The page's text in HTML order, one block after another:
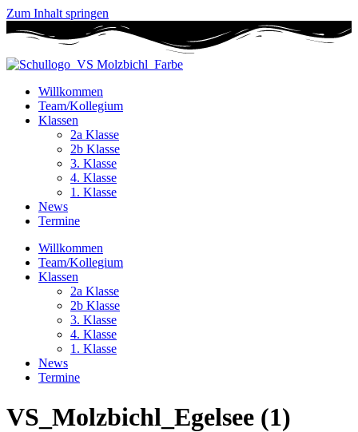
Zum Inhalt springen
Willkommen
Team/Kollegium
Klassen
2a Klasse
2b Klasse
3. Klasse
4. Klasse
1. Klasse
News
Termine
Willkommen
Team/Kollegium
Klassen
2a Klasse
2b Klasse
3. Klasse
4. Klasse
1. Klasse
News
Termine
VS_Molzbichl_Egelsee (1)